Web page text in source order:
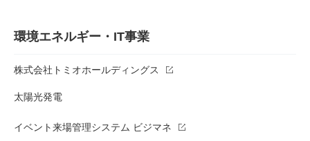
環境エネルギー・IT事業
株式会社トミオホールディングス
太陽光発電
イベント来場管理システム ビジマネ